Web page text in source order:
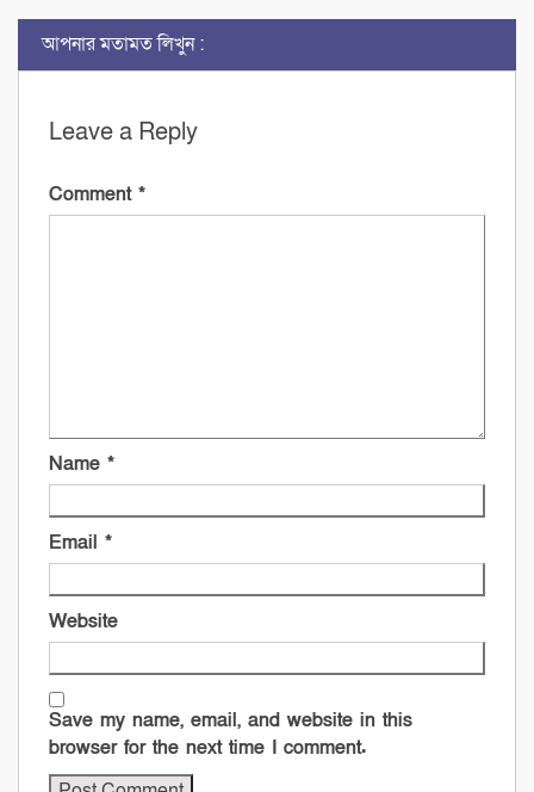
আপনার মতামত লিখুন :
Leave a Reply
Comment *
Name *
Email *
Website
Save my name, email, and website in this
browser for the next time I comment.